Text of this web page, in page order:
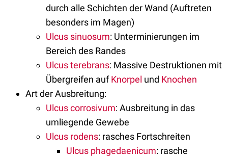
durch alle Schichten der Wand (Auftreten
besonders im Magen)
Ulcus sinuosum: Unterminierungen im
Bereich des Randes
Ulcus terebrans: Massive Destruktionen mit
Übergreifen aufKnorpel und Knochen
Art der Ausbreitung:
Ulcus corrosivum: Ausbreitung in das
umliegende Gewebe
Ulcus rodens: rasches Fortschreiten
Ulcus phagedaenicum: rasche